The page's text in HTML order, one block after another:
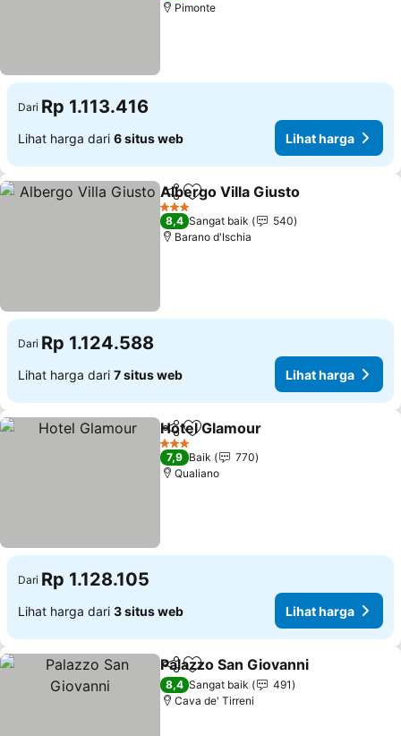
Pimonte
Dari Rp 1.113.416
Lihat harga dari 6 situs web Lihat harga
BagikanTambahkan ke favorit
Albergo Villa Giusto
3 Bintang
8,4 Sangat baik
540
Barano d'Ischia
Dari Rp 1.124.588
Lihat harga dari 7 situs web Lihat harga
BagikanTambahkan ke favorit
Hotel Glamour
3 Bintang
7,9 Baik
770
Qualiano
Dari Rp 1.128.105
Lihat harga dari 3 situs web Lihat harga
BagikanTambahkan ke favorit
Palazzo San Giovanni
8,4 Sangat baik
491
Cava de' Tirreni